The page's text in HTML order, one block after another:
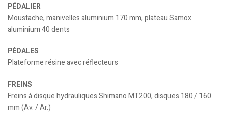
PÉDALIER
Moustache, manivelles aluminium 170 mm, plateau Samox
aluminium 40 dents
PÉDALES
Plateforme résine avec réflecteurs
FREINS
Freins à disque hydrauliques Shimano MT200, disques 180 / 160
mm (Av. / Ar.)